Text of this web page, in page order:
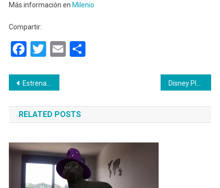
Más información en Milenio
Compartir:
Facebook
Twitter
EmailCompartir
Navegación
de
entradas
Estrenaron de emergencia el nuevo álbum de Danna Paola «OK»
RELATED POSTS